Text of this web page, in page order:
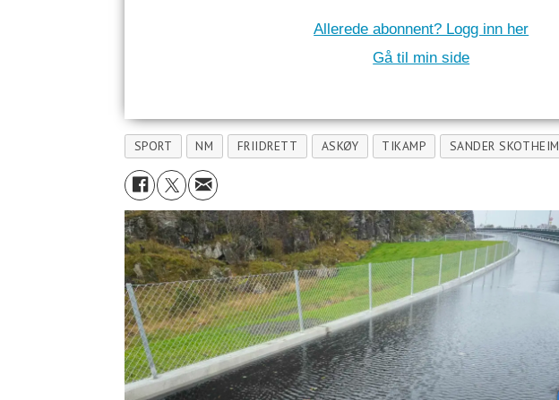
Allerede abonnent? Logg inn her
Gå til min side
SPORT NM FRIIDRETT ASKØY TIKAMP SANDER SKOTHEIM